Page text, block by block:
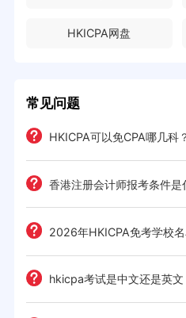
HKICPA网盘
常见问题
HKICPA可以免CPA哪几科
香港注册会计师报考条件
2026年HKICPA免考学校
hkicpa考试是中文还是英